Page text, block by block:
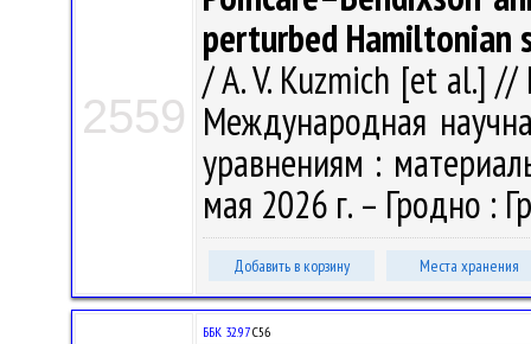
2559
perturbed Hamiltonian
/ A. V. Kuzmich [et al.] //
Международная
уравнениям :
мая 2026 г. – Гродно :
Добавить в корзину Места хранения
ББК 32.97С56